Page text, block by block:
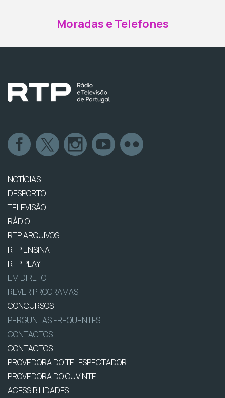
Moradas e Telefones
NOTÍCIAS
DESPORTO
TELEVISÃO
RÁDIO
RTP ARQUIVOS
RTP ENSINA
RTP PLAY
EM DIRETO
REVER PROGRAMAS
CONCURSOS
PERGUNTAS FREQUENTES
CONTACTOS
CONTACTOS
PROVEDORA DO TELESPECTADOR
PROVEDORA DO OUVINTE
ACESSIBILIDADES